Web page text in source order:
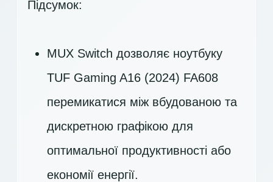
Підсумок:
MUX Switch дозволяє ноутбуку
TUF Gaming A16 (2024) FA608
перемикатися між вбудованою та
дискретною графікою для
оптимальної продуктивності або
економії енергії.